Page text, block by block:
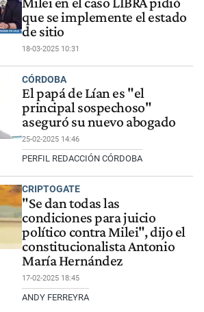
que se implemente el estado
de sitio
18-03-2025 10:31
CÓRDOBA
El papá de Lían es "el
principal sospechoso"
aseguró su nuevo abogado
25-02-2025 14:46
PERFIL REDACCIÓN CÓRDOBA
CRIPTOGATE
"Se dan todas las
condiciones para juicio
político contra Milei", dijo el
constitucionalista Antonio
María Hernández
17-02-2025 18:45
ANDY FERREYRA